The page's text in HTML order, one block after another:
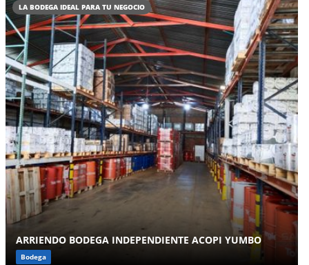
LA BODEGA IDEAL PARA TU NEGOCIO
ARRIENDO BODEGA INDEPENDIENTE ACOPI YUMBO
Bodega